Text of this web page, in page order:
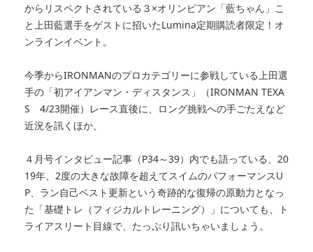
からリスペクトされている３×オリンピアン「藍ちゃん」こ
と上田藍選手をゲストに招いたLumina定期購読者限定！オ
ンラインイベント。
今季からIRONMANのプロカテゴリーに参戦している上田選
手の「初アイアンマン・ディスタンス」（IRONMAN TEXA
S 4/23開催）レース直後に、ロング挑戦への手ごたえなど
近況を訊くほか、
４月号インタビュー記事（P34～39）内でも語っている、20
19年、2度の大きな故障を超えてスイムのパフォーマンスU
P、ラン自己ベスト更新という奇跡的な復帰の原動力となっ
た「基礎トレ（フィジカルトレーニング）」についても、ト
ライアスリート目線で、たっぷり訊いちゃいましょう。